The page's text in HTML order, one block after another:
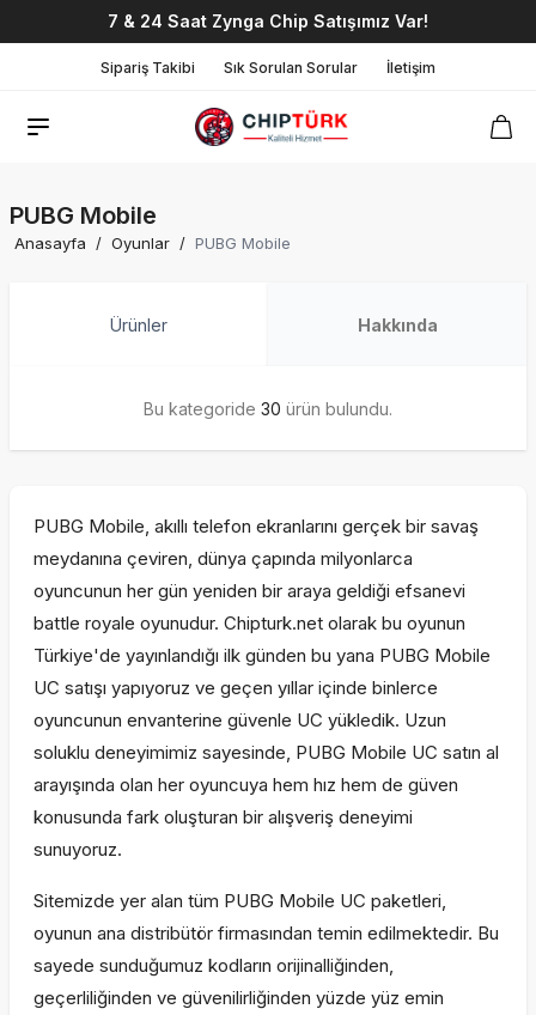
7 & 24 Saat Zynga Chip Satışımız Var!
Sipariş Takibi Sık Sorulan Sorular İletişim
PUBG Mobile
Anasayfa / Oyunlar / PUBG Mobile
Ürünler Hakkında
Bu kategoride 30 ürün bulundu.
PUBG Mobile, akıllı telefon ekranlarını gerçek bir savaş
meydanına çeviren, dünya çapında milyonlarca
oyuncunun her gün yeniden bir araya geldiği efsanevi
battle royale oyunudur. Chipturk.net olarak bu oyunun
Türkiye'de yayınlandığı ilk günden bu yana PUBG Mobile
UC satışı yapıyoruz ve geçen yıllar içinde binlerce
oyuncunun envanterine güvenle UC yükledik. Uzun
soluklu deneyimimiz sayesinde, PUBG Mobile UC satın al
arayışında olan her oyuncuya hem hız hem de güven
konusunda fark oluşturan bir alışveriş deneyimi
sunuyoruz.
Sitemizde yer alan tüm PUBG Mobile UC paketleri,
oyunun ana distribütör firmasından temin edilmektedir. Bu
sayede sunduğumuz kodların orijinalliğinden,
geçerliliğinden ve güvenilirliğinden yüzde yüz emin